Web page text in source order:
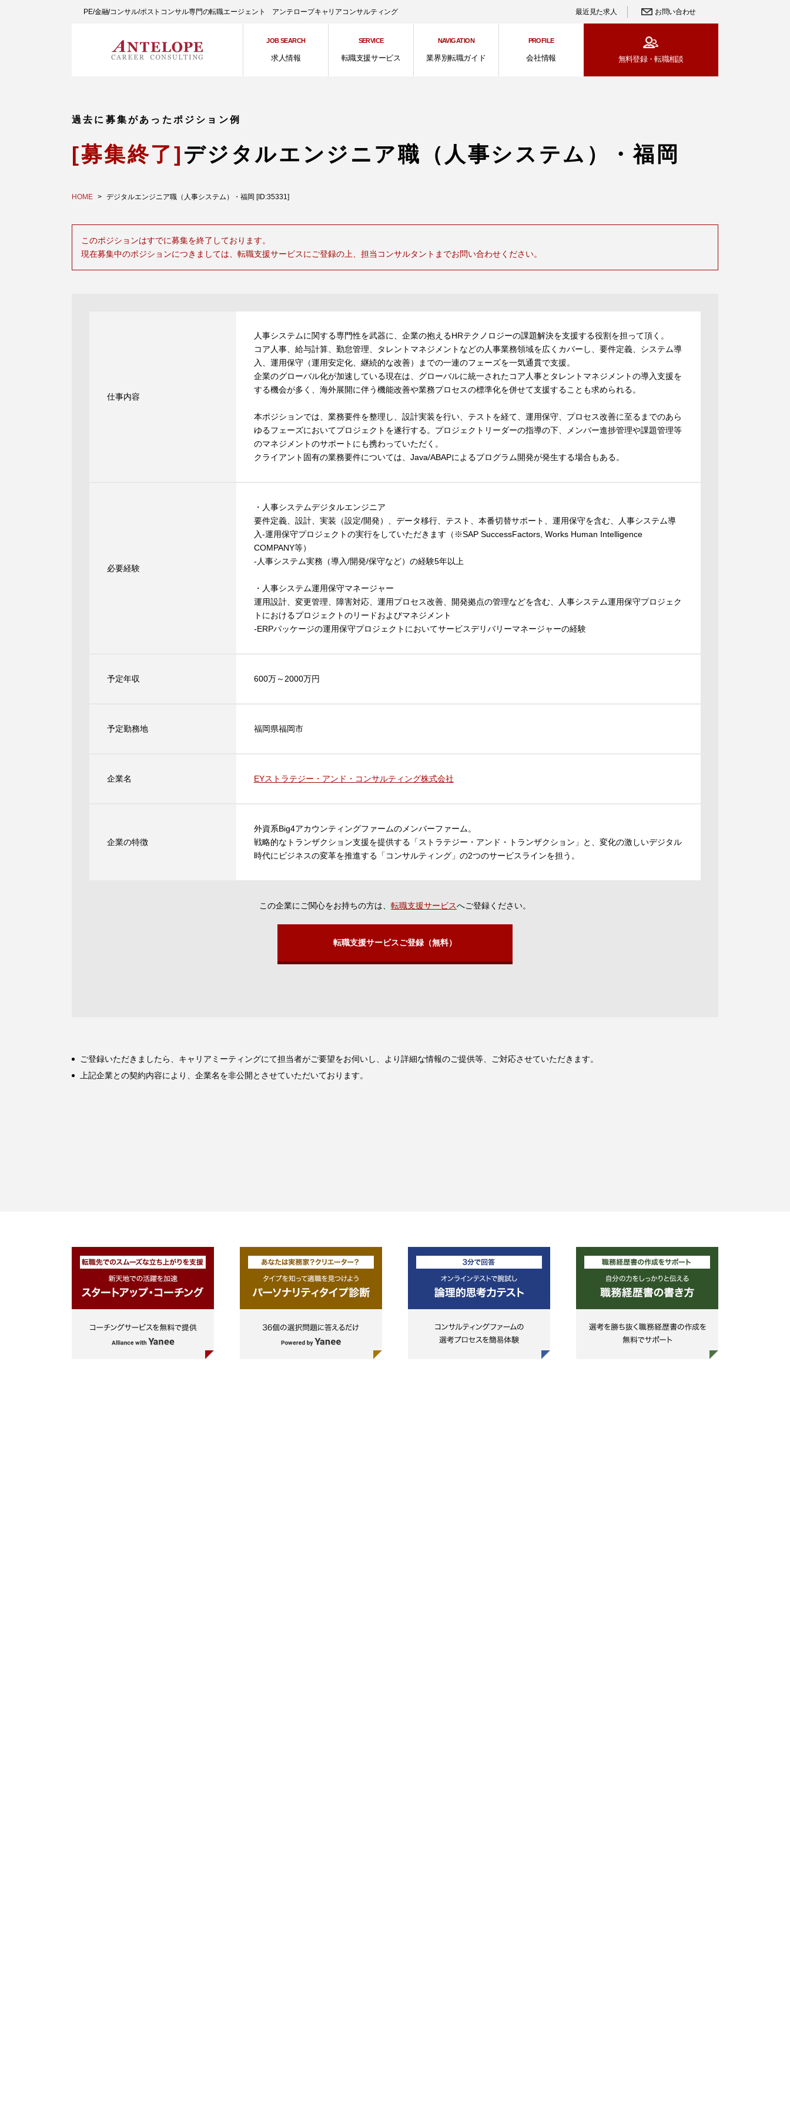
PE/金融/コンサル/ポストコンサル専門の転職エージェント アンテロープキャリアコンサルティング 最近見た求人 お問い合わせ
JOB SEARCH
求人情報
SERVICE
転職支援サービス
NAVIGATION
業界別転職ガイド
PROFILE
会社情報 無料登録・転職相談
過去に募集があったポジション例
[募集終了]デジタルエンジニア職（人事システム）・福岡
HOME デジタルエンジニア職（人事システム）・福岡 [ID:35331]
このポジションはすでに募集を終了しております。
現在募集中のポジションにつきましては、転職支援サービスにご登録の上、担当コンサルタントまでお問い合わせください。
仕事内容
人事システムに関する専門性を武器に、企業の抱えるHRテクノロジーの課題解決を支援する役割を担って頂く。
コア人事、給与計算、勤怠管理、タレントマネジメントなどの人事業務領域を広くカバーし、要件定義、システム導
入、運用保守（運用安定化、継続的な改善）までの一連のフェーズを一気通貫で支援。
企業のグローバル化が加速している現在は、グローバルに統一されたコア人事とタレントマネジメントの導入支援を
する機会が多く、海外展開に伴う機能改善や業務プロセスの標準化を併せて支援することも求められる。
本ポジションでは、業務要件を整理し、設計実装を行い、テストを経て、運用保守、プロセス改善に至るまでのあら
ゆるフェーズにおいてプロジェクトを遂行する。プロジェクトリーダーの指導の下、メンバー進捗管理や課題管理等
のマネジメントのサポートにも携わっていただく。
クライアント固有の業務要件については、Java/ABAPによるプログラム開発が発生する場合もある。
必要経験
・人事システムデジタルエンジニア
要件定義、設計、実装（設定/開発）、データ移行、テスト、本番切替サポート、運用保守を含む、人事システム導
入-運用保守プロジェクトの実行をしていただきます（※SAP SuccessFactors, Works Human Intelligence
COMPANY等）
-人事システム実務（導入/開発/保守など）の経験5年以上
・人事システム運用保守マネージャー
運用設計、変更管理、障害対応、運用プロセス改善、開発拠点の管理などを含む、人事システム運用保守プロジェク
トにおけるプロジェクトのリードおよびマネジメント
-ERPパッケージの運用保守プロジェクトにおいてサービスデリバリーマネージャーの経験
予定年収 600万～2000万円
予定勤務地 福岡県福岡市
企業名 EYストラテジー・アンド・コンサルティング株式会社
企業の特徴
外資系Big4アカウンティングファームのメンバーファーム。
戦略的なトランザクション支援を提供する「ストラテジー・アンド・トランザクション」と、変化の激しいデジタル
時代にビジネスの変革を推進する「コンサルティング」の2つのサービスラインを担う。
この企業にご関心をお持ちの方は、 転職支援サービスへご登録ください。
転職支援サービスご登録（無料）
ご登録いただきましたら、キャリアミーティングにて担当者がご要望をお伺いし、より詳細な情報のご提供等、ご対応させていただきます。
上記企業との契約内容により、企業名を非公開とさせていただいております。